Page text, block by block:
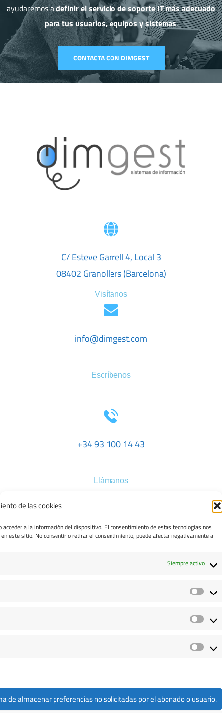
de las cookies
a la información del dispositivo. El consentimiento de estas tecnologías nos
este sitio. No consentir o retirar el consentimiento, puede afectar negativamente a
Siempre activo
de almacenar preferencias no solicitadas por el abonado o usuario.
ayudaremos adefinir el servicio de soporte IT más adecuado
para tus usuarios, equipos y sistemas.
CONTACTA CON DIMGEST
C/ Esteve Garrell 4, Local 3
08402 Granollers (Barcelona)
Visítanos
info@dimgest.com
Escríbenos
+34 93 100 14 43
Llámanos
Copyright © 2022 dimgest Sistemas de Información.